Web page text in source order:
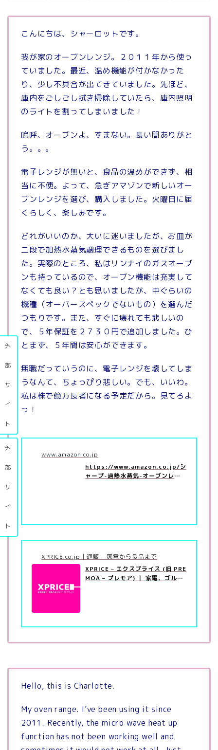
こんにちは、シャーロットです。
我が家のオーブンレンジ。２０１１年から使っ
ていました。最近、温め機能が付かなかった
り、少し不具合が出てきていました。先ほど、
庫内をごしごし拭き掃除していたら、庫内照明
のライトを割ってしまいました！
嗚呼、オーブンよ、すまない。長い間ありがと
う。。。
電子レンジが無いと、食品の温めができず、相
当に不便。よって、急ぎアマゾンで新しいオー
ブンレンジを選び、購入しました。火曜日に届
くらしく、楽しみです。
どれがいいのか、大いに迷いましたが、お皿が
二段で加熱水蒸気調理できるものを選びまし
た。実際のところ、私はリンナイのガスオーブ
ンも持っているので、オーブン機能は充実して
なくても良い？とも思いましたが、中ぐらいの
機種（オーバースペックでないもの）を選んだ
つもりです。また、すぐに壊れても悲しいの
で、５年保証を２７３０円で追加しました。ひ
とまず、５年間は安心ができます。
無職だっていうのに、電子レンジを壊してしま
うなんて、ちょっぴり悲しい。でも、いいわ。
私は株で億万長者になる予定だから。見てろよ
っ！
www.amazon.co.jp
https://www.amazon.co.jp/シ
ャープ-過熱水蒸気-オーブンレン
外
部
サ
イ
ト
XPRICE.co.jp｜通販 – 家電から食品まで
XPRICE – エクスプライス (旧 PRE
MOA – プレモア) ｜ 家電、ゴル
外
部
サ
イ
ト
Hello, this is Charlotte.
My oven range. I’ve been using it since
2011. Recently, the micro wave heat up
function has not been working well and